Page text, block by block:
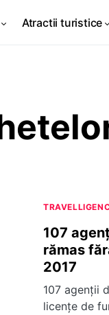
Atractii turistice
107
rămas
2017
107 agenţii
licenţe de